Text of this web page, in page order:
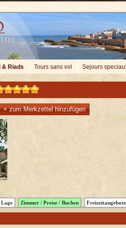
& Riads Tours sans vol Sejours
+ zum Merkzettel hinzufügen
Zimmer / Preise / Buchen Freizeitangebote